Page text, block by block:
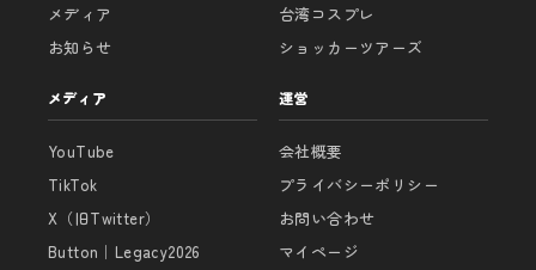
メディア
お知らせ
台湾コスプレ
ショッカーツアーズ
メディア
YouTube
TikTok
X（旧Twitter）
Button｜Legacy2026
運営
会社概要
プライバシーポリシー
お問い合わせ
マイページ